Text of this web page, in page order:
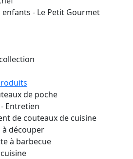
enfants - Le Petit Gourmet
de poche
Entretien
de couteaux de cuisine
à découper
à barbecue